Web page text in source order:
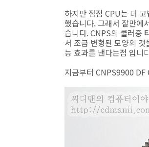
하지만 점점 CPU는 더
했습니다. 그래서 잘만에
습니다. CNPS의 쿨러중
서 조금 변형된 모양의
능 효과를 낸다는점 입니
지금부터 CNPS9900 DF